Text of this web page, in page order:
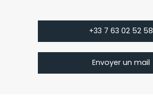
+33 7 63 02 52 58
Envoyer un mail